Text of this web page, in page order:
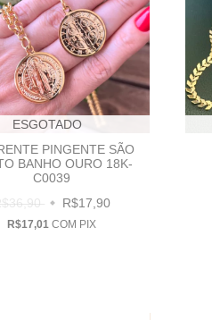
ESGOTADO
PINGENTE SÃO
BANHO OURO 18K-
C0039
R$17,90
R$17,01COM PIX